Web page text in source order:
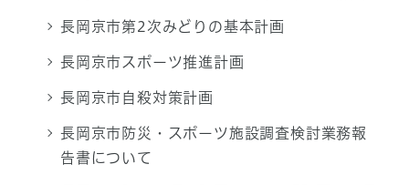
長岡京市第2次みどりの基本計画
長岡京市スポーツ推進計画
長岡京市自殺対策計画
長岡京市防災・スポーツ施設調査検討業務報
告書について